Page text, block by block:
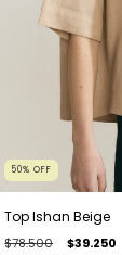
50%OFF
Top Ishan Beige
$78.500 $39.250